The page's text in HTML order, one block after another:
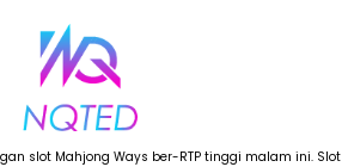
slot Mahjong Ways ber-RTP tinggi malam ini. Slot